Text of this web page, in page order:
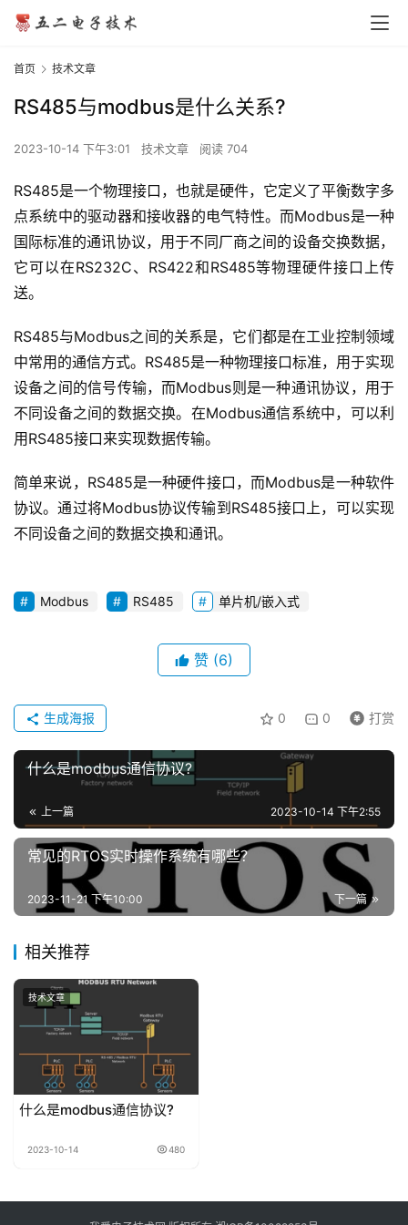
网
站
首
页
行
业
资
技
章
开
关
于
本
联
我
注册
首页 技术文章
RS485与modbus是什么关系?
2023-10-14 下午3:01 技术文章 阅读 704
RS485是一个物理接口，也就是硬件，它定义了平衡数字多
点系统中的驱动器和接收器的电气特性。而Modbus是一种
国际标准的通讯协议，用于不同厂商之间的设备交换数据，
它可以在RS232C、RS422和RS485等物理硬件接口上传
送。
RS485与Modbus之间的关系是，它们都是在工业控制领域
中常用的通信方式。RS485是一种物理接口标准，用于实现
设备之间的信号传输，而Modbus则是一种通讯协议，用于
不同设备之间的数据交换。在Modbus通信系统中，可以利
用RS485接口来实现数据传输。
简单来说，RS485是一种硬件接口，而Modbus是一种软件
协议。通过将Modbus协议传输到RS485接口上，可以实现
不同设备之间的数据交换和通讯。
Modbus RS485 单片机/嵌入式
赞 (6)
0 0 打赏
生成海报
什么是modbus通信协议?
上一篇 2023-10-14 下午2:55
常见的RTOS实时操作系统有哪些？
下一篇
2023-11-21 下午10:00
相关推荐
技术文章
什么是modbus通信协议?
2023-10-14 480